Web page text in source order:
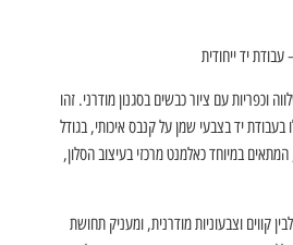
יד ייחודית
וכפריות עם ציור כבשים בסגנון מודרני. זהו
בעבודת יד בצבעי שמן על קנבס איכותי, בגודל
51.2/31.5 ס"מ, המתאים במיוחד כאלמנט מרכזי בעיצוב הסלון,
קווים וצבעוניות מודרנית, ומעניק תחושת